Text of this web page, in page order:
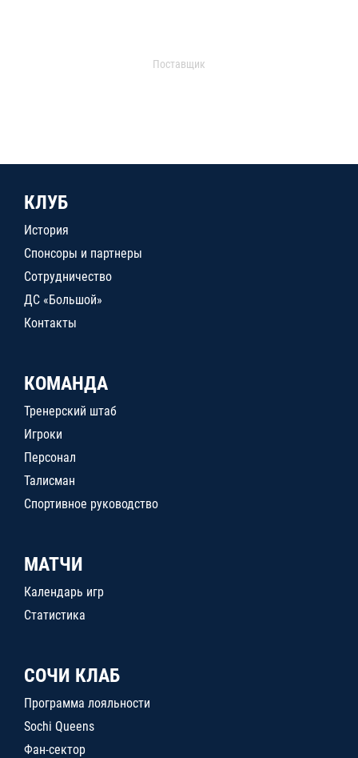
Поставщик
КЛУБ
История
Спонсоры и партнеры
Сотрудничество
ДС «Большой»
Контакты
КОМАНДА
Тренерский штаб
Игроки
Персонал
Талисман
Спортивное руководство
МАТЧИ
Календарь игр
Статистика
СОЧИ КЛАБ
Программа лояльности
Sochi Queens
Фан-сектор